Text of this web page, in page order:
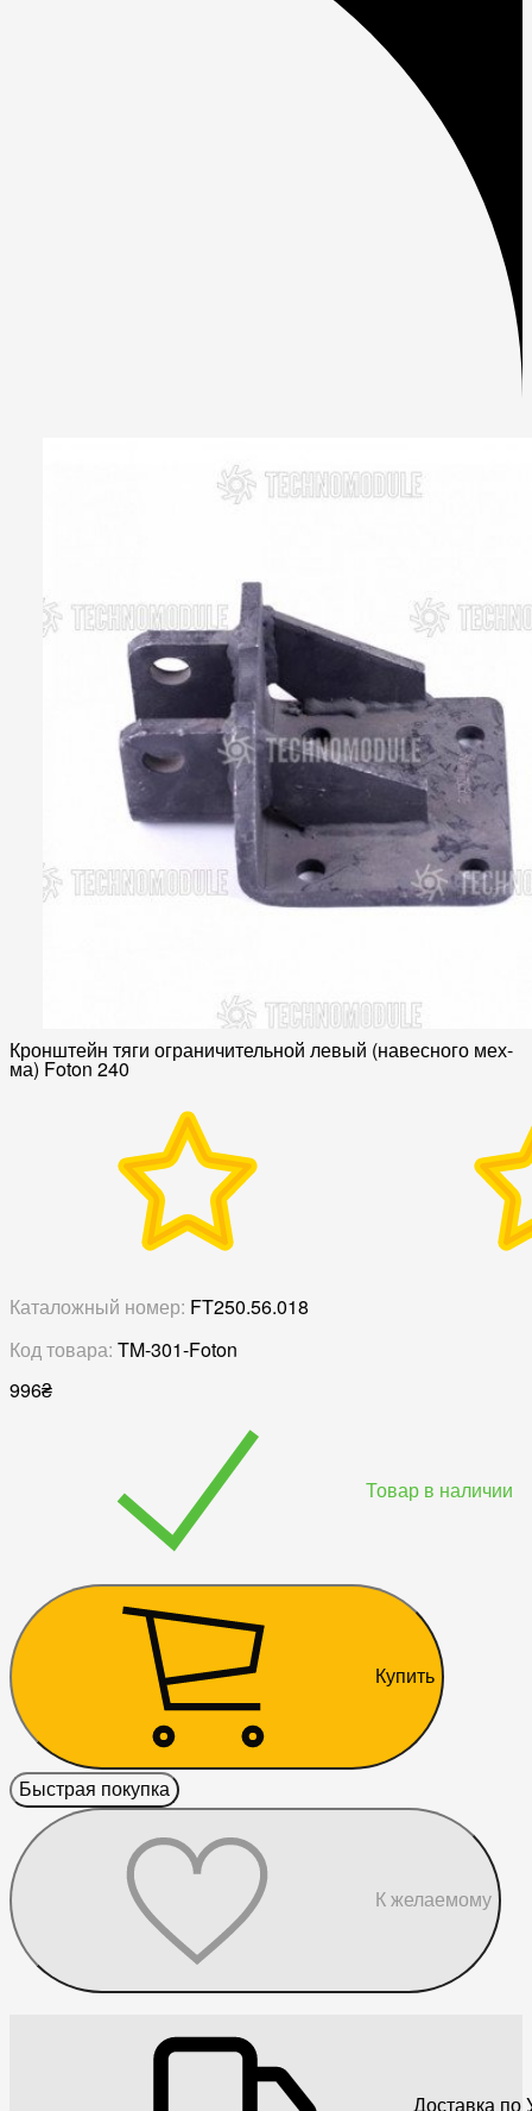
Кронштейн тяги ограничительной левый (навесного мех-
ма) Foton 240
Каталожный номер: FT250.56.018
Код товара: TM-301-Foton
996₴
Товар в наличии
Купить
Быстрая покупка
К желаемому
Доставка по